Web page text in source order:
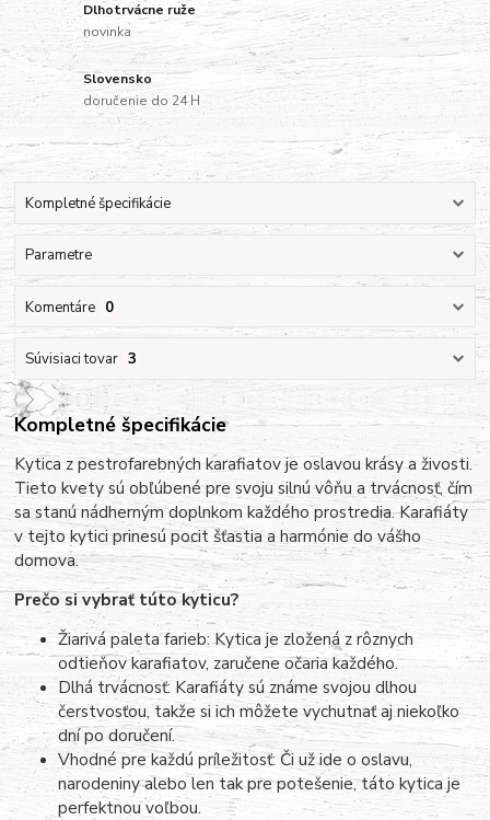
Dlhotrvácne ruže
novinka
Slovensko
doručenie do 24 H
Kompletné špecifikácie
Parametre
Komentáre 0
Súvisiaci tovar 3
Kompletné špecifikácie
Kytica z pestrofarebných karafiatov je oslavou krásy a živosti.
Tieto kvety sú obľúbené pre svoju silnú vôňu a trvácnosť, čím
sa stanú nádherným doplnkom každého prostredia. Karafiáty
v tejto kytici prinesú pocit šťastia a harmónie do vášho
domova.
Prečo si vybrať túto kyticu?
Žiarivá paleta farieb: Kytica je zložená z rôznych
odtieňov karafiatov, zaručene očaria každého.
Dlhá trvácnosť: Karafiáty sú známe svojou dlhou
čerstvosťou, takže si ich môžete vychutnať aj niekoľko
dní po doručení.
Vhodné pre každú príležitosť: Či už ide o oslavu,
narodeniny alebo len tak pre potešenie, táto kytica je
perfektnou voľbou.